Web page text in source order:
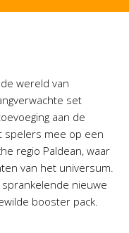
wereld van
set
aan de
spelers mee op een
regio Paldean, waar
van het universum.
nieuwe
booster pack.